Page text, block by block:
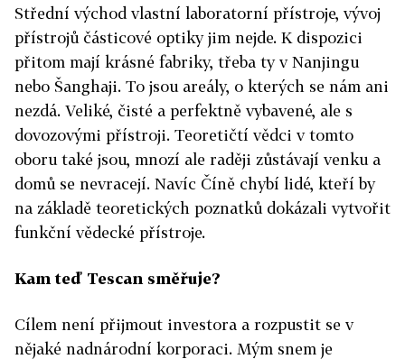
Střední východ vlastní laboratorní přístroje, vývoj
přístrojů částicové optiky jim nejde. K dispozici
přitom mají krásné fabriky, třeba ty v Nanjingu
nebo Šanghaji. To jsou areály, o kterých se nám ani
nezdá. Veliké, čisté a perfektně vybavené, ale s
dovozovými přístroji. Teoretičtí vědci v tomto
oboru také jsou, mnozí ale raději zůstávají venku a
domů se nevracejí. Navíc Číně chybí lidé, kteří by
na základě teoretických poznatků dokázali vytvořit
funkční vědecké přístroje.
Kam teď Tescan směřuje?
Cílem není přijmout investora a rozpustit se v
nějaké nadnárodní korporaci. Mým snem je